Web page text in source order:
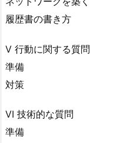
履歴書の書き方
V 行動に関する質問
準備
対策
VI 技術的な質問
準備